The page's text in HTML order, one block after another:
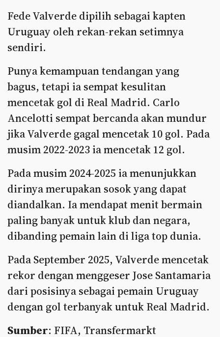
Fede Valverde dipilih sebagai kapten
Uruguay oleh rekan-rekan setimnya
sendiri.
Punya kemampuan tendangan yang
bagus, tetapi ia sempat kesulitan
mencetak gol di Real Madrid. Carlo
Ancelotti sempat bercanda akan mundur
jika Valverde gagal mencetak 10 gol. Pada
musim 2022-2023 ia mencetak 12 gol.
Pada musim 2024-2025 ia menunjukkan
dirinya merupakan sosok yang dapat
diandalkan. Ia mendapat menit bermain
paling banyak untuk klub dan negara,
dibanding pemain lain di liga top dunia.
Pada September 2025, Valverde mencetak
rekor dengan menggeser Jose Santamaria
dari posisinya sebagai pemain Uruguay
dengan gol terbanyak untuk Real Madrid.
Sumber: FIFA, Transfermarkt